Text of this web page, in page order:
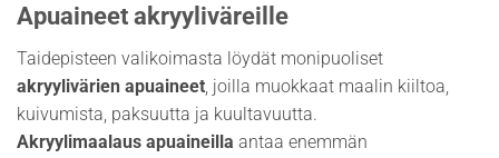
Apuaineet akryyliväreille
Taidepisteen valikoimasta löydät monipuoliset
akryylivärien apuaineet, joilla muokkaat maalin kiiltoa,
kuivumista, paksuutta ja kuultavuutta.
Akryylimaalaus apuaineilla antaa enemmän